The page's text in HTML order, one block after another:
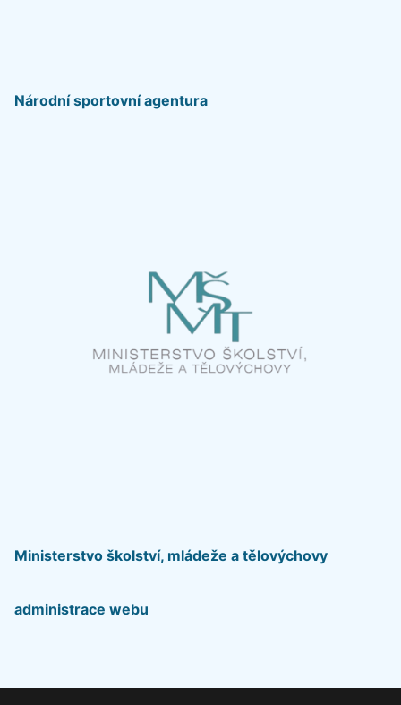
Národní sportovní agentura
Ministerstvo školství, mládeže a tělovýchovy
administrace webu